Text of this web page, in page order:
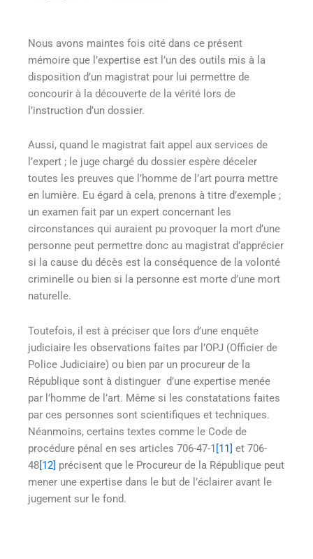
Nous avons maintes fois cité dans ce présent
mémoire que l’expertise est l’un des outils mis à la
disposition d’un magistrat pour lui permettre de
concourir à la découverte de la vérité lors de
l’instruction d’un dossier.
Aussi, quand le magistrat fait appel aux services de
l’expert ; le juge chargé du dossier espère déceler
toutes les preuves que l’homme de l’art pourra mettre
en lumière. Eu égard à cela, prenons à titre d’exemple ;
un examen fait par un expert concernant les
circonstances qui auraient pu provoquer la mort d’une
personne peut permettre donc au magistrat d’apprécier
si la cause du décès est la conséquence de la volonté
criminelle ou bien si la personne est morte d’une mort
naturelle.
Toutefois, il est à préciser que lors d’une enquête
judiciaire les observations faites par l’OPJ (Officier de
Police Judiciaire) ou bien par un procureur de la
République sont à distinguer d’une expertise menée
par l’homme de l’art. Même si les constatations faites
par ces personnes sont scientifiques et techniques.
Néanmoins, certains textes comme le Code de
procédure pénal en ses articles 706-47-1 [11] et 706-
48[12] précisent que le Procureur de la République peut
mener une expertise dans le but de l’éclairer avant le
jugement sur le fond.